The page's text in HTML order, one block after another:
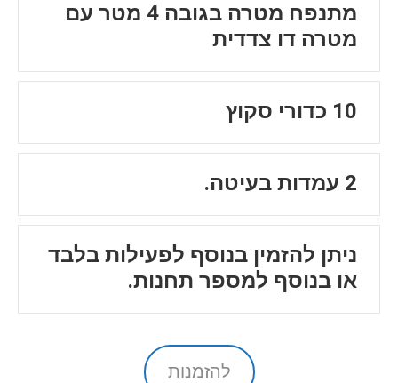
מתנפח מטרה בגובה 4 מטר עם
מטרה דו צדדית
10 כדורי סקוץ
2 עמדות בעיטה.
ניתן להזמין בנוסף לפעילות בלבד
או בנוסף למספר תחנות.
להזמנות